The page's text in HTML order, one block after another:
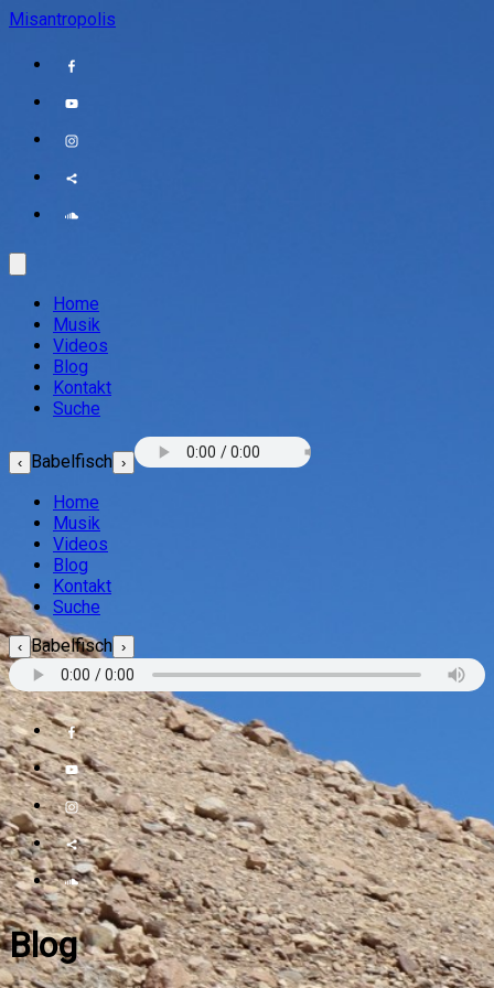
Misantropolis
Home
Musik
Videos
Blog
Kontakt
Suche
‹ Babelfisch ›
Home
Musik
Videos
Blog
Kontakt
Suche
‹ Babelfisch ›
Blog